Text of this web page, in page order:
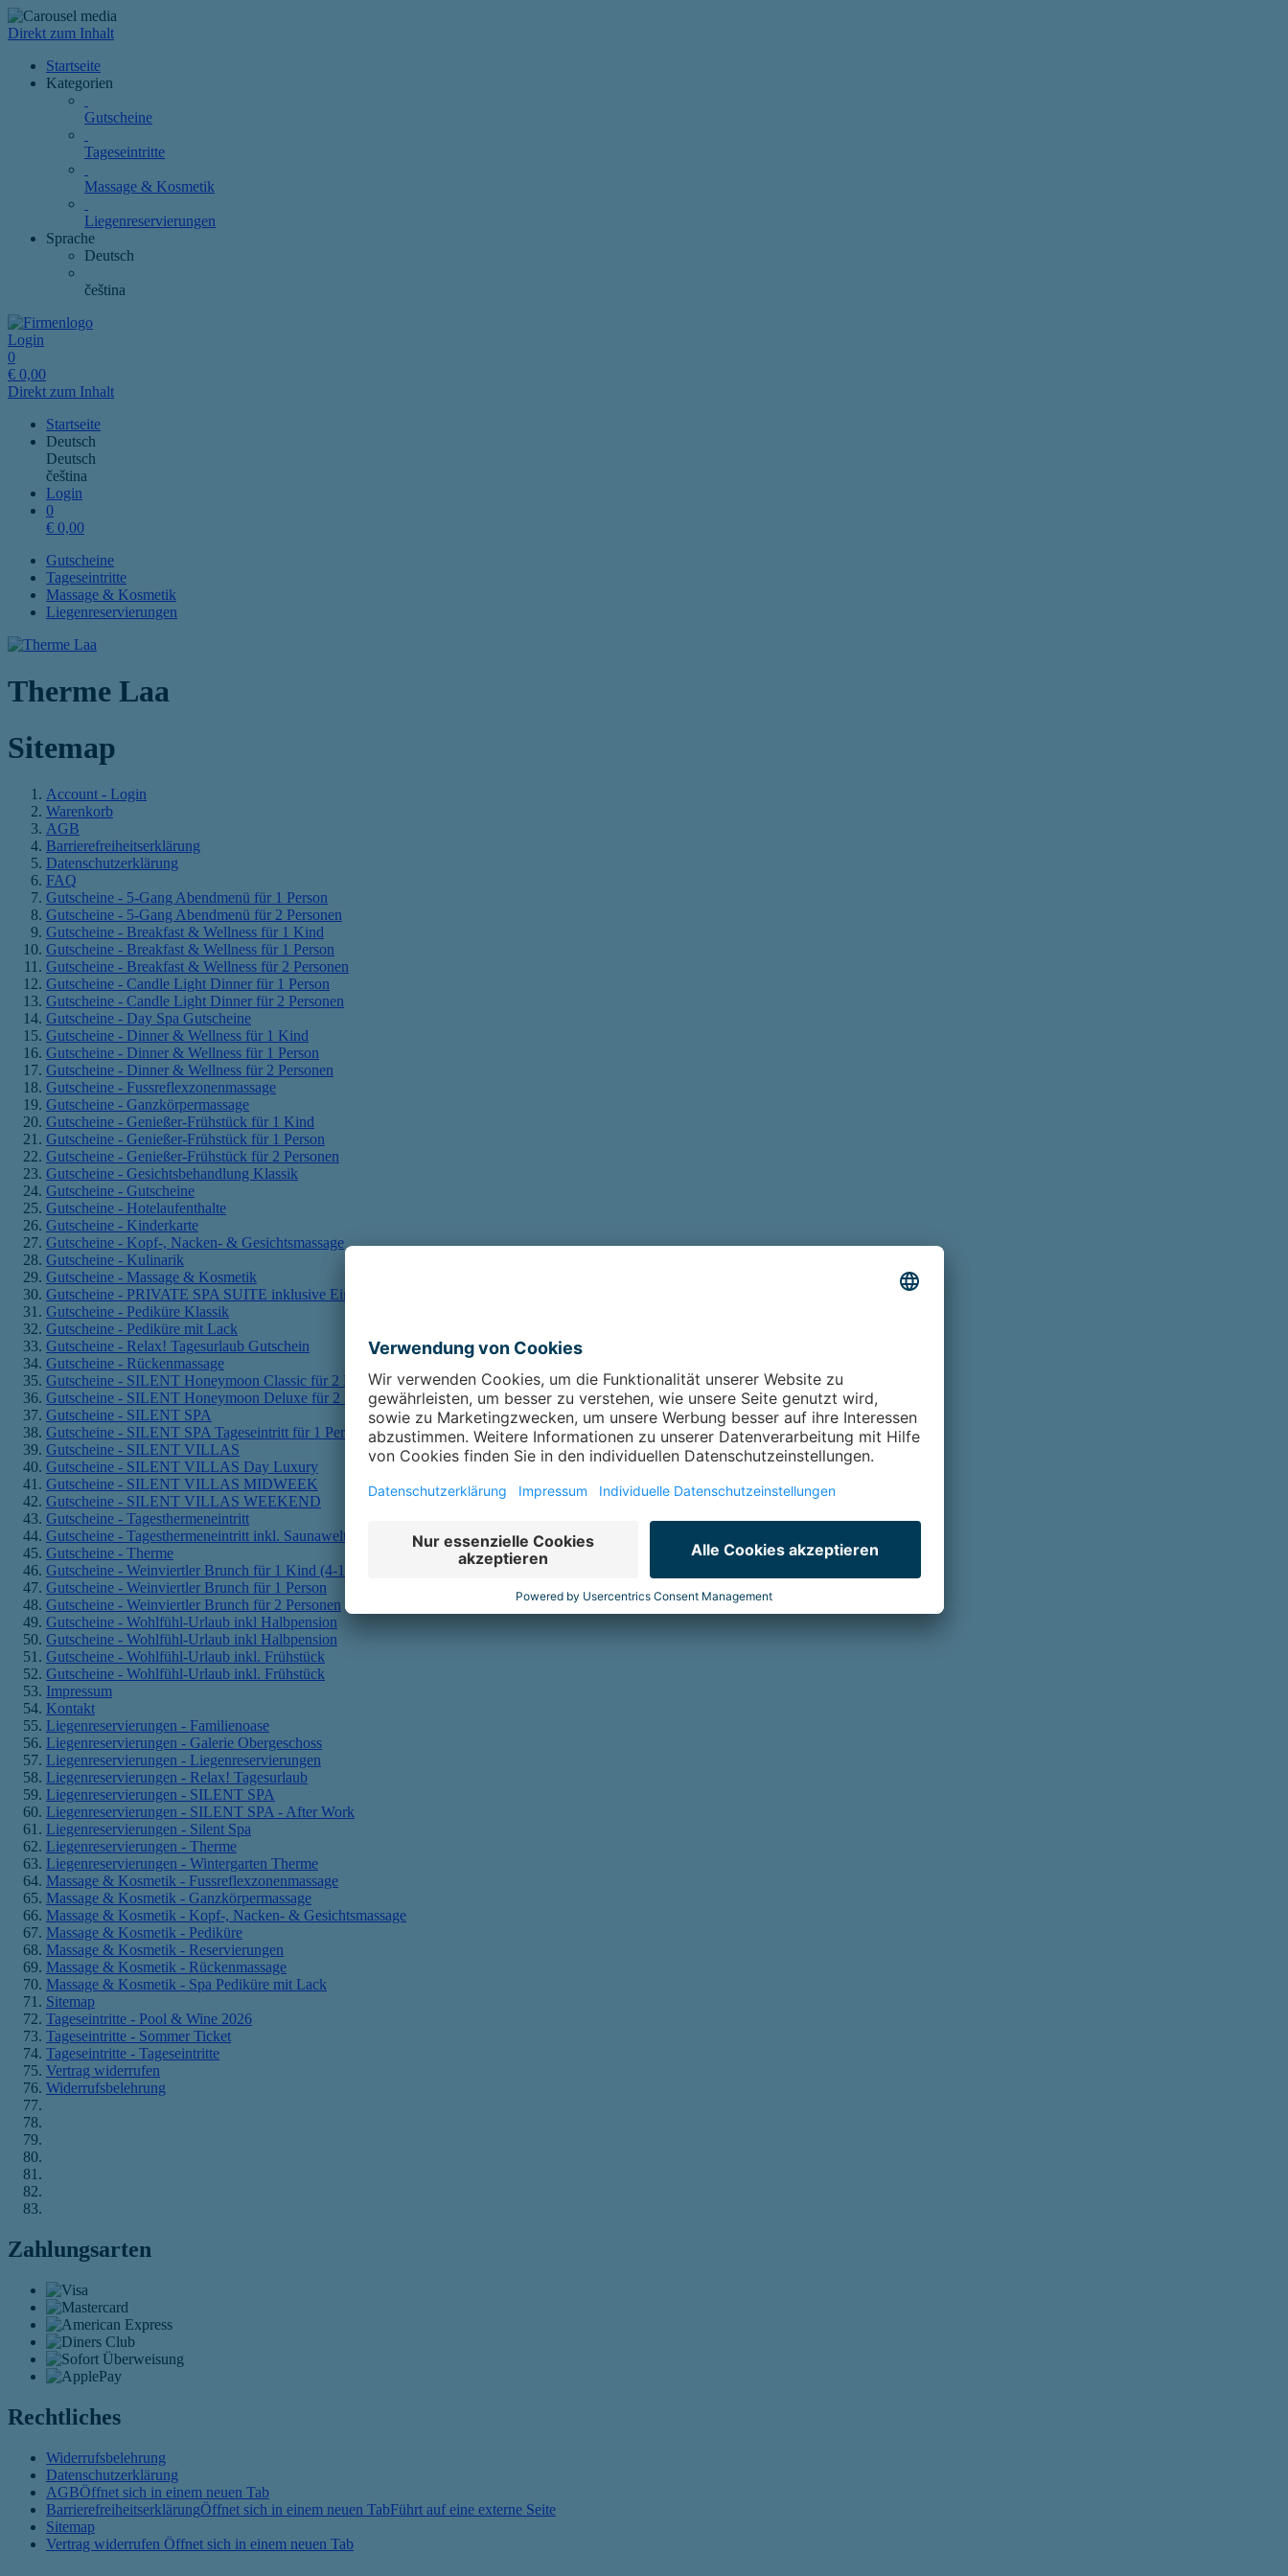
Direkt zum Inhalt
Startseite
Kategorien
Gutscheine
Tageseintritte
Massage & Kosmetik
Liegenreservierungen
Sprache
Deutsch
čeština
Login
0
€ 0,00
Direkt zum Inhalt
Startseite
Deutsch
Deutsch
čeština
Login
0
€ 0,00
Gutscheine
Tageseintritte
Massage & Kosmetik
Liegenreservierungen
Therme Laa
Sitemap
Account - Login
Warenkorb
AGB
Barrierefreiheitserklärung
Datenschutzerklärung
FAQ
Gutscheine - 5-Gang Abendmenü für 1 Person
Gutscheine - 5-Gang Abendmenü für 2 Personen
Gutscheine - Breakfast & Wellness für 1 Kind
Gutscheine - Breakfast & Wellness für 1 Person
Gutscheine - Breakfast & Wellness für 2 Personen
Gutscheine - Candle Light Dinner für 1 Person
Gutscheine - Candle Light Dinner für 2 Personen
Gutscheine - Day Spa Gutscheine
Gutscheine - Dinner & Wellness für 1 Kind
Gutscheine - Dinner & Wellness für 1 Person
Gutscheine - Dinner & Wellness für 2 Personen
Gutscheine - Fussreflexzonenmassage
Gutscheine - Ganzkörpermassage
Gutscheine - Genießer-Frühstück für 1 Kind
Gutscheine - Genießer-Frühstück für 1 Person
Gutscheine - Genießer-Frühstück für 2 Personen
Gutscheine - Gesichtsbehandlung Klassik
Gutscheine - Gutscheine
Gutscheine - Hotelaufenthalte
Gutscheine - Kinderkarte
Gutscheine - Kopf-, Nacken- & Gesichtsmassage
Gutscheine - Kulinarik
Gutscheine - Massage & Kosmetik
Gutscheine - PRIVATE SPA SUITE inklusive Eintritt für 2 Personen
Gutscheine - Pediküre Klassik
Gutscheine - Pediküre mit Lack
Gutscheine - Relax! Tagesurlaub Gutschein
Gutscheine - Rückenmassage
Gutscheine - SILENT Honeymoon Classic für 2 Personen
Gutscheine - SILENT Honeymoon Deluxe für 2 Personen
Gutscheine - SILENT SPA
Gutscheine - SILENT SPA Tageseintritt für 1 Person
Gutscheine - SILENT VILLAS
Gutscheine - SILENT VILLAS Day Luxury
Gutscheine - SILENT VILLAS MIDWEEK
Gutscheine - SILENT VILLAS WEEKEND
Gutscheine - Tagesthermeneintritt
Gutscheine - Tagesthermeneintritt inkl. Saunawelt
Gutscheine - Therme
Gutscheine - Weinviertler Brunch für 1 Kind (4-12 Jahre)
Gutscheine - Weinviertler Brunch für 1 Person
Gutscheine - Weinviertler Brunch für 2 Personen
Gutscheine - Wohlfühl-Urlaub inkl Halbpension
Gutscheine - Wohlfühl-Urlaub inkl Halbpension
Gutscheine - Wohlfühl-Urlaub inkl. Frühstück
Gutscheine - Wohlfühl-Urlaub inkl. Frühstück
Impressum
Kontakt
Liegenreservierungen - Familienoase
Liegenreservierungen - Galerie Obergeschoss
Liegenreservierungen - Liegenreservierungen
Liegenreservierungen - Relax! Tagesurlaub
Liegenreservierungen - SILENT SPA
Liegenreservierungen - SILENT SPA - After Work
Liegenreservierungen - Silent Spa
Liegenreservierungen - Therme
Liegenreservierungen - Wintergarten Therme
Massage & Kosmetik - Fussreflexzonenmassage
Massage & Kosmetik - Ganzkörpermassage
Massage & Kosmetik - Kopf-, Nacken- & Gesichtsmassage
Massage & Kosmetik - Pediküre
Massage & Kosmetik - Reservierungen
Massage & Kosmetik - Rückenmassage
Massage & Kosmetik - Spa Pediküre mit Lack
Sitemap
Tageseintritte - Pool & Wine 2026
Tageseintritte - Sommer Ticket
Tageseintritte - Tageseintritte
Vertrag widerrufen
Widerrufsbelehrung
Zahlungsarten
Rechtliches
Widerrufsbelehrung
Datenschutzerklärung
AGBÖffnet sich in einem neuen Tab
BarrierefreiheitserklärungÖffnet sich in einem neuen TabFührt auf eine externe Seite
Sitemap
Vertrag widerrufen Öffnet sich in einem neuen Tab